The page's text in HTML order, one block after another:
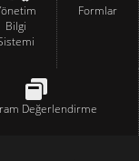
Bilgi
Formlar
Değerlendirme